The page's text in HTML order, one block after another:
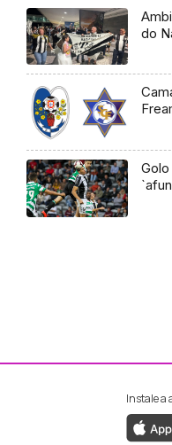
do
da RTP
Instagram da
Instale a